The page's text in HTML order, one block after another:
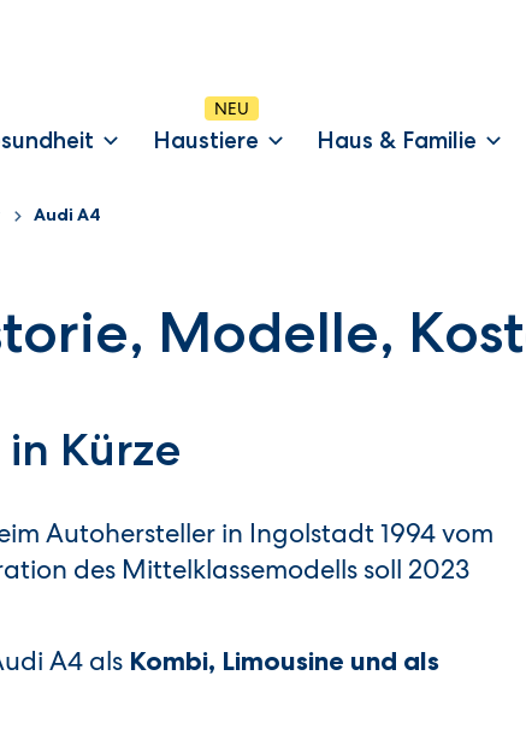
Haustiere Haus & Familie
Audi A4
Modelle,
Kürze
Autohersteller in Ingolstadt 1994 vom
des Mittelklassemodells soll 2023
A4 als Kombi, Limousine und als